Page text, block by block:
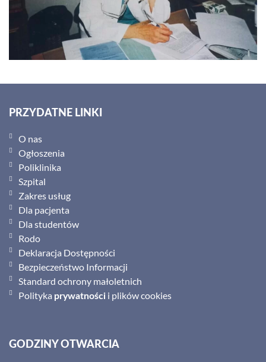
PRZYDATNE LINKI
O nas
Ogłoszenia
Poliklinika
Szpital
Zakres usług
Dla pacjenta
Dla studentów
Rodo
Deklaracja Dostępności
Bezpieczeństwo Informacji
Standard ochrony małoletnich
Polityka prywatności i plików cookies
GODZINY OTWARCIA